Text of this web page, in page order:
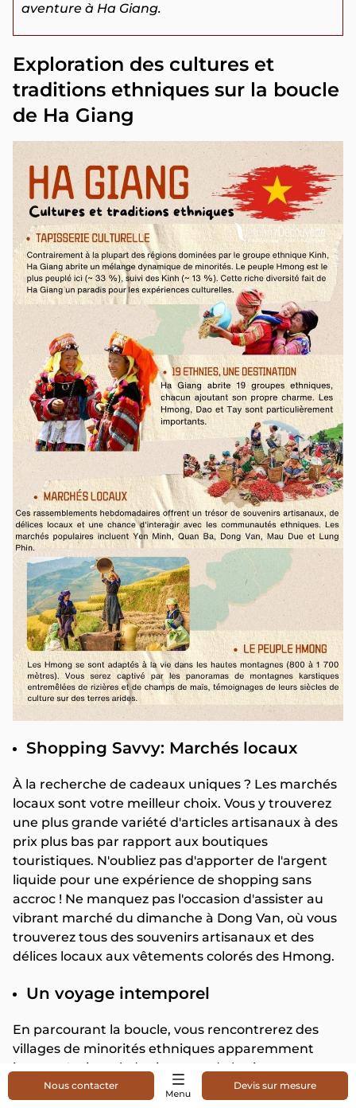
aventure à Ha Giang.
Exploration des cultures et
traditions ethniques sur la boucle
de Ha Giang
Shopping Savvy: Marchés locaux
À la recherche de cadeaux uniques ? Les marchés
locaux sont votre meilleur choix. Vous y trouverez
une plus grande variété d'articles artisanaux à des
prix plus bas par rapport aux boutiques
touristiques. N'oubliez pas d'apporter de l'argent
liquide pour une expérience de shopping sans
accroc ! Ne manquez pas l'occasion d'assister au
vibrant marché du dimanche à Dong Van, où vous
trouverez tous des souvenirs artisanaux et des
délices locaux aux vêtements colorés des Hmong.
Un voyage intemporel
En parcourant la boucle, vous rencontrerez des
villages de minorités ethniques apparemment
intacts. Assistez à des instants de la vie
quotidienne - des femmes en habits traditionnels
Nous contacter Devis sur mesure